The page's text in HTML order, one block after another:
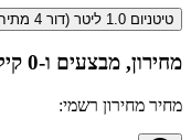
טיטניום 1.0 ליטר (דור 4 מתיחת פנים)
מחירון, מבצעים ו-0 קילומטר
מחיר מחירון רשמי: